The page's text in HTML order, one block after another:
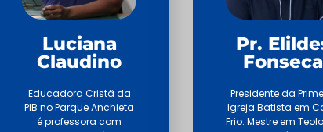
Luciana
Claudino
Educadora Cristã da
PIB no Parque Anchieta
é professora com
Pr.
Fonseca
Presidente da
Igreja Batista em
Frio. Mestre em